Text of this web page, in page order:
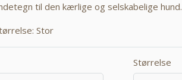
til den kærlige og selskabelige hund.
Stor
Størrelse